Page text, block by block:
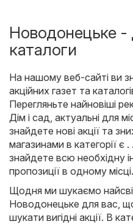
Новодонецьке -
каталоги
На нашому веб-сайті ви
акційних газет та
Перегляньте найновіші
Дім і сад, актуальні для
знайдете нові акції та
магазинами в категорії
знайдете всю необхідну
пропозиції в одному місці.
Щодня ми шукаємо
Новодонецьке для вас,
шукати вигідні акції. В